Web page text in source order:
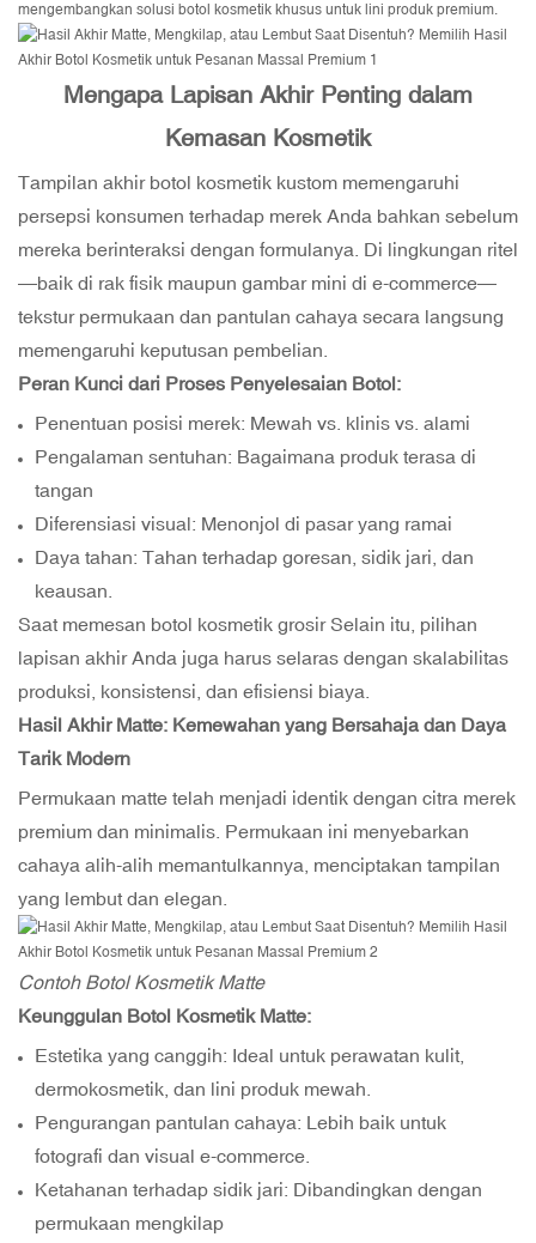
mengembangkan solusi botol kosmetik khusus untuk lini produk premium.
Mengapa Lapisan Akhir Penting dalam
Kemasan Kosmetik
Tampilan akhir botol kosmetik kustom memengaruhi
persepsi konsumen terhadap merek Anda bahkan sebelum
mereka berinteraksi dengan formulanya. Di lingkungan ritel
—baik di rak fisik maupun gambar mini di e-commerce—
tekstur permukaan dan pantulan cahaya secara langsung
memengaruhi keputusan pembelian.
Peran Kunci dari Proses Penyelesaian Botol:
Penentuan posisi merek: Mewah vs. klinis vs. alami
Pengalaman sentuhan: Bagaimana produk terasa di
tangan
Diferensiasi visual: Menonjol di pasar yang ramai
Daya tahan: Tahan terhadap goresan, sidik jari, dan
keausan.
Saat memesan botol kosmetik grosirSelain itu, pilihan
lapisan akhir Anda juga harus selaras dengan skalabilitas
produksi, konsistensi, dan efisiensi biaya.
Hasil Akhir Matte: Kemewahan yang Bersahaja dan Daya
Tarik Modern
Permukaan matte telah menjadi identik dengan citra merek
premium dan minimalis. Permukaan ini menyebarkan
cahaya alih-alih memantulkannya, menciptakan tampilan
yang lembut dan elegan.
Contoh Botol Kosmetik Matte
Keunggulan Botol Kosmetik Matte:
Estetika yang canggih: Ideal untuk perawatan kulit,
dermokosmetik, dan lini produk mewah.
Pengurangan pantulan cahaya: Lebih baik untuk
fotografi dan visual e-commerce.
Ketahanan terhadap sidik jari: Dibandingkan dengan
permukaan mengkilap